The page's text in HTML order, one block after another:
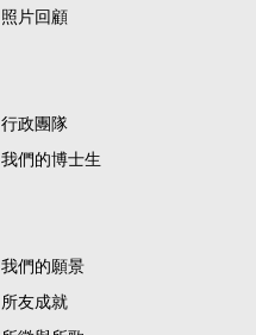
照片回顧
行政團隊
我們的博士生
我們的願景
所友成就